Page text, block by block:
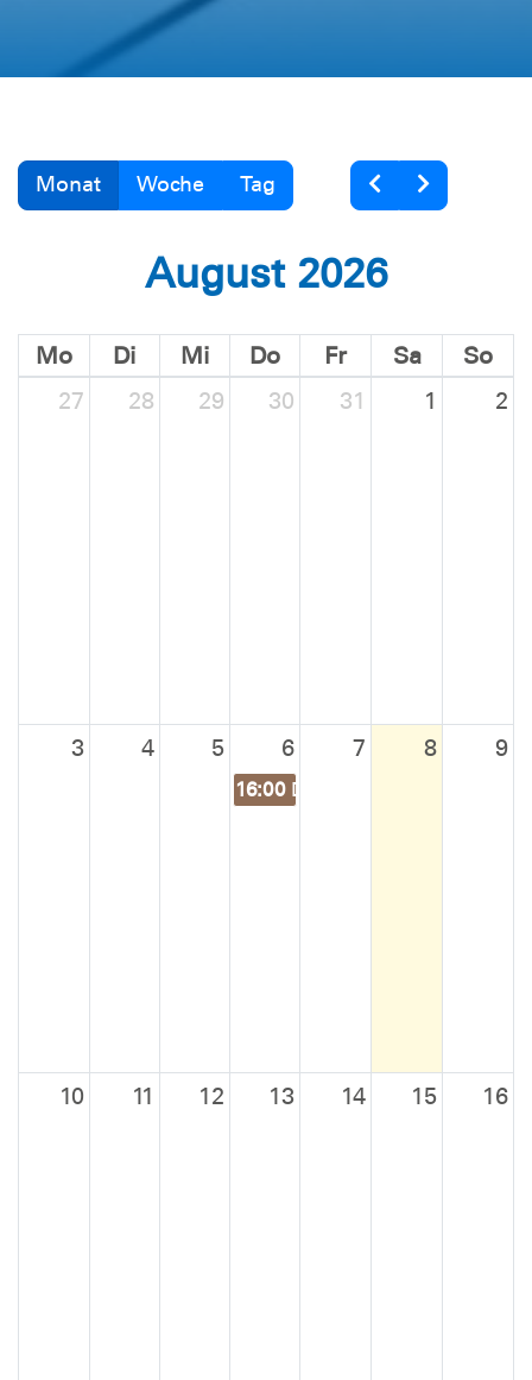
Monat Woche Tag
August 2026
Mo Di Mi Do Fr Sa
So
27
28 29 30 31 1 2
3 4 5 6
16:00 Die Plattschnacker
7 8 9
10 11 12 13 14 15 16